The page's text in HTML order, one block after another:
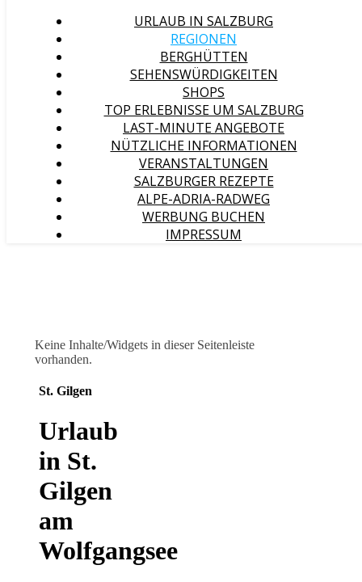
URLAUB IN SALZBURG
REGIONEN
BERGHÜTTEN
SEHENSWÜRDIGKEITEN
SHOPS
TOP ERLEBNISSE UM SALZBURG
LAST-MINUTE ANGEBOTE
NÜTZLICHE INFORMATIONEN
VERANSTALTUNGEN
SALZBURGER REZEPTE
ALPE-ADRIA-RADWEG
WERBUNG BUCHEN
IMPRESSUM
Keine Inhalte/Widgets in dieser Seitenleiste
vorhanden.
St. Gilgen
Urlaub
in St.
Gilgen
am
Wolfgangsee